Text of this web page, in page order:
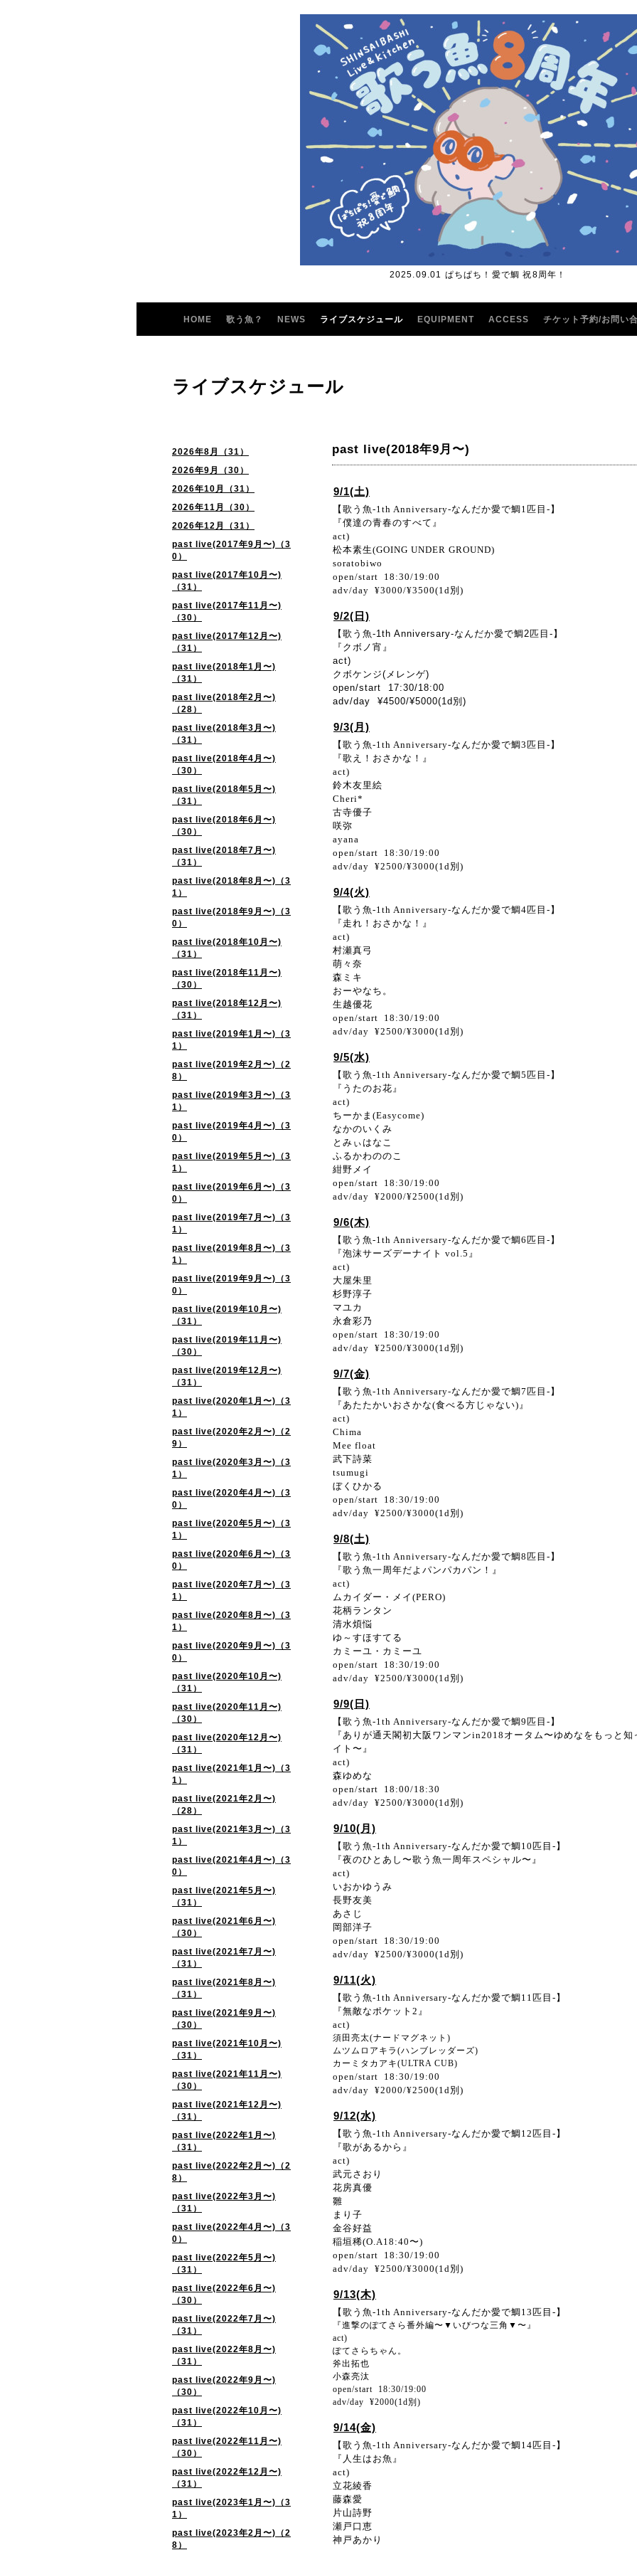
2025.09.01 ぱちぱち！愛で鯛 祝8周年！
HOME 歌う魚？ NEWS ライブスケジュール EQUIPMENT ACCESS チケット予約/お問い
2026年8月（31）
2026年9月（30）
2026年10月（31）
2026年11月（30）
2026年12月（31）
past live(2017年9月〜)（3
0）
past live(2017年10月〜)
（31）
past live(2017年11月〜)
（30）
past live(2017年12月〜)
（31）
past live(2018年1月〜)
（31）
past live(2018年2月〜)
（28）
past live(2018年3月〜)
（31）
past live(2018年4月〜)
（30）
past live(2018年5月〜)
（31）
past live(2018年6月〜)
（30）
past live(2018年7月〜)
（31）
past live(2018年8月〜)（3
1）
past live(2018年9月〜)（3
0）
past live(2018年10月〜)
（31）
past live(2018年11月〜)
（30）
past live(2018年12月〜)
（31）
past live(2019年1月〜)（3
1）
past live(2019年2月〜)（2
8）
past live(2019年3月〜)（3
1）
past live(2019年4月〜)（3
0）
past live(2019年5月〜)（3
1）
past live(2019年6月〜)（3
0）
past live(2019年7月〜)（3
1）
past live(2019年8月〜)（3
1）
past live(2019年9月〜)（3
0）
past live(2019年10月〜)
（31）
past live(2019年11月〜)
（30）
past live(2019年12月〜)
（31）
past live(2020年1月〜)（3
1）
past live(2020年2月〜)（2
9）
past live(2020年3月〜)（3
1）
past live(2020年4月〜)（3
0）
past live(2020年5月〜)（3
1）
past live(2020年6月〜)（3
0）
past live(2020年7月〜)（3
1）
past live(2020年8月〜)（3
1）
past live(2020年9月〜)（3
0）
past live(2020年10月〜)
（31）
past live(2020年11月〜)
（30）
past live(2020年12月〜)
（31）
past live(2021年1月〜)（3
1）
past live(2021年2月〜)
（28）
past live(2021年3月〜)（3
1）
past live(2021年4月〜)（3
0）
past live(2021年5月〜)
（31）
past live(2021年6月〜)
（30）
past live(2021年7月〜)
（31）
past live(2021年8月〜)
（31）
past live(2021年9月〜)
（30）
past live(2021年10月〜)
（31）
past live(2021年11月〜)
（30）
past live(2021年12月〜)
（31）
past live(2022年1月〜)
（31）
past live(2022年2月〜)（2
8）
past live(2022年3月〜)
（31）
past live(2022年4月〜)（3
0）
past live(2022年5月〜)
（31）
past live(2022年6月〜)
（30）
past live(2022年7月〜)
（31）
past live(2022年8月〜)
（31）
past live(2022年9月〜)
（30）
past live(2022年10月〜)
（31）
past live(2022年11月〜)
（30）
past live(2022年12月〜)
（31）
past live(2023年1月〜)（3
1）
past live(2023年2月〜)（2
8）
ライブスケジュール
past live(2018年9月〜)
9/1(土)
【歌う魚-1th Anniversary-なんだか愛で鯛1匹目-】
『僕達の青春のすべて』
act)
松本素生(GOING UNDER GROUND)
soratobiwo
open/start 18:30/19:00
adv/day ¥3000/¥3500(1d別)
9/2(日)
【歌う魚-1th Anniversary-なんだか愛で鯛2匹目-】
『クボノ宵』
act)
クボケンジ(メレンゲ)
open/start 17:30/18:00
adv/day ¥4500/¥5000(1d別)
9/3(月)
【歌う魚-1th Anniversary-なんだか愛で鯛3匹目-】
『歌え！おさかな！』
act)
鈴木友里絵
Cheri*
古寺優子
咲弥
ayana
open/start 18:30/19:00
adv/day ¥2500/¥3000(1d別)
9/4(火)
【歌う魚-1th Anniversary-なんだか愛で鯛4匹目-】
『走れ！おさかな！』
act)
村瀬真弓
萌々奈
森ミキ
おーやなち。
生越優花
open/start 18:30/19:00
adv/day ¥2500/¥3000(1d別)
9/5(水)
【歌う魚-1th Anniversary-なんだか愛で鯛5匹目-】
『うたのお花』
act)
ちーかま(Easycome)
なかのいくみ
とみぃはなこ
ふるかわののこ
紺野メイ
open/start 18:30/19:00
adv/day ¥2000/¥2500(1d別)
9/6(木)
【歌う魚-1th Anniversary-なんだか愛で鯛6匹目-】
『泡沫サーズデーナイト vol.5』
act)
大屋朱里
杉野淳子
マユカ
永倉彩乃
open/start 18:30/19:00
adv/day ¥2500/¥3000(1d別)
9/7(金)
【歌う魚-1th Anniversary-なんだか愛で鯛7匹目-】
『あたたかいおさかな(食べる方じゃない)』
act)
Chima
Mee float
武下詩菜
tsumugi
ぼくひかる
open/start 18:30/19:00
adv/day ¥2500/¥3000(1d別)
9/8(土)
【歌う魚-1th Anniversary-なんだか愛で鯛8匹目-】
『歌う魚一周年だよパンパカパン！』
act)
ムカイダー・メイ(PERO)
花柄ランタン
清水煩悩
ゆ～すほすてる
カミーユ・カミーユ
open/start 18:30/19:00
adv/day ¥2500/¥3000(1d別)
9/9(日)
【歌う魚-1th Anniversary-なんだか愛で鯛9匹目-】
『ありが通天閣初大阪ワンマンin2018オータム〜ゆめなをもっと
イト〜』
act)
森ゆめな
open/start 18:00/18:30
adv/day ¥2500/¥3000(1d別)
9/10(月)
【歌う魚-1th Anniversary-なんだか愛で鯛10匹目-】
『夜のひとあし〜歌う魚一周年スペシャル〜』
act)
いおかゆうみ
長野友美
あさじ
岡部洋子
open/start 18:30/19:00
adv/day ¥2500/¥3000(1d別)
9/11(火)
【歌う魚-1th Anniversary-なんだか愛で鯛11匹目-】
『無敵なポケット2』
act)
須田亮太(ナードマグネット)
ムツムロアキラ(ハンブレッダーズ)
カーミタカアキ(ULTRA CUB)
open/start 18:30/19:00
adv/day ¥2000/¥2500(1d別)
9/12(水)
【歌う魚-1th Anniversary-なんだか愛で鯛12匹目-】
『歌があるから』
act)
武元さおり
花房真優
雛
まり子
金谷好益
稲垣稀(O.A18:40〜)
open/start 18:30/19:00
adv/day ¥2500/¥3000(1d別)
9/13(木)
【歌う魚-1th Anniversary-なんだか愛で鯛13匹目-】
『進撃のぽてさら番外編〜▼いびつな三角▼〜』
act)
ぽてさらちゃん。
斧出拓也
小森亮汰
open/start 18:30/19:00
adv/day ¥2000(1d別)
9/14(金)
【歌う魚-1th Anniversary-なんだか愛で鯛14匹目-】
『人生はお魚』
act)
立花綾香
藤森愛
片山詩野
瀬戸口恵
神戸あかり